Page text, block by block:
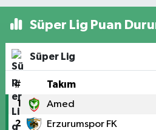
Süper Lig Puan
Süper Lig
# Takım
1 Amed
2 Erzurumspor FK